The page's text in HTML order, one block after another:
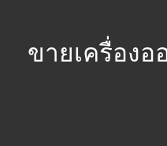
ขายเครื่อง